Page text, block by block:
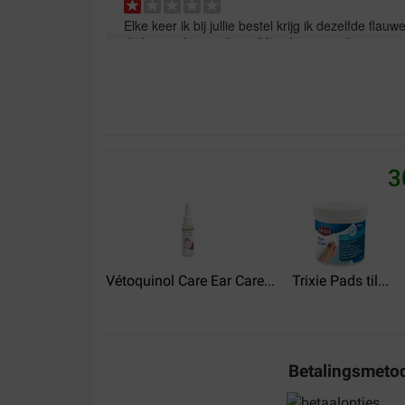
Elke keer ik bij jullie bestel krijg ik dezelfde
de laatste keer zal zijn. Mijn dierenvoeding moet
Zeer goed product, eenvoudig te gebruiken. Al
verpakt en binnen aangegeven termijn verzonden.
Translate to English
Reinigt sehr gut verklebte Augen Sollte man
die Wirkung doch recht stark ausfällt und somit
Vétoquinol Care Ear Care... Trixie Pads til...